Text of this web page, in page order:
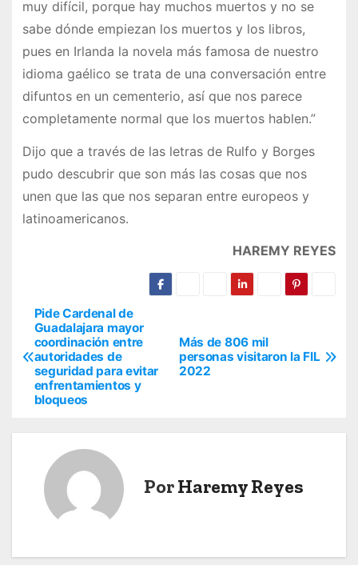
muy difícil, porque hay muchos muertos y no se
sabe dónde empiezan los muertos y los libros,
pues en Irlanda la novela más famosa de nuestro
idioma gaélico se trata de una conversación entre
difuntos en un cementerio, así que nos parece
completamente normal que los muertos hablen.”
Dijo que a través de las letras de Rulfo y Borges
pudo descubrir que son más las cosas que nos
unen que las que nos separan entre europeos y
latinoamericanos.
HAREMY REYES
N
a
v
Más de 806 mil
personas visitaron la FIL
2022
Pide Cardenal de
Guadalajara mayor
coordinación entre
autoridades de
seguridad para evitar
enfrentamientos y
bloqueos
PorHaremy Reyes